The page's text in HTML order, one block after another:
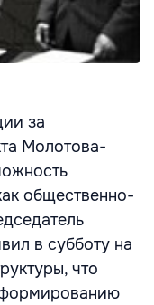
за
Молотова-
общественно-
в субботу на
что
формированию